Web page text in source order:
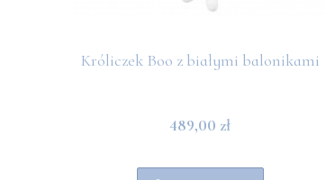
Króliczek Boo z białymi balonikami
489,00 zł